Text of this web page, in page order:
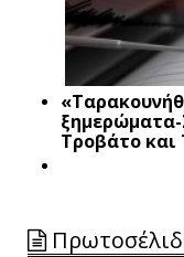
ξημερώματα-
Τροβάτο και